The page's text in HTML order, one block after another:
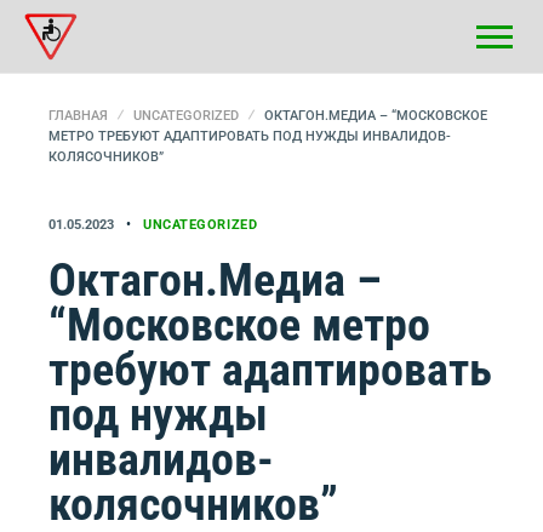
ГЛАВНАЯ UNCATEGORIZED
ОКТАГОН.МЕДИА – “МОСКОВСКОЕ
МЕТРО ТРЕБУЮТ АДАПТИРОВАТЬ ПОД НУЖДЫ ИНВАЛИДОВ-
КОЛЯСОЧНИКОВ”
01.05.2023 UNCATEGORIZED
Октагон.Медиа –
“Московское метро
требуют адаптировать
под нужды
инвалидов-
колясочников”